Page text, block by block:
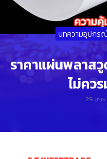
บทความอุปกร
ราคาแผ่นพลาส
ไม่คว
29 มก